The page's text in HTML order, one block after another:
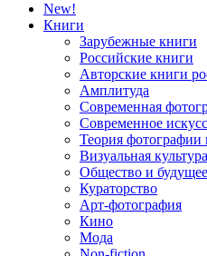
New!
Книги
Зарубежные книги
Российские книги
Авторские книги
Амплитуда
Современная
Современное
Теория фотографии
Визуальная культура
Общество и будущее
Кураторство
Арт-фотография
Кино
Мода